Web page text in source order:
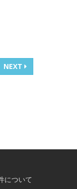
NEXT
について